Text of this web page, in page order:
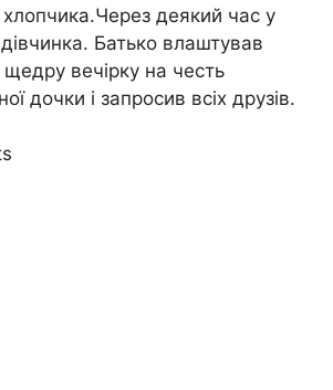
деякий час у
дівчинка. Батько влаштував
вечірку на честь
дочки і запросив всіх друзів.